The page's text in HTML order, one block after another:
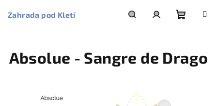
Zahrada pod Kletí
košík
Absolue - Sangre de Drago